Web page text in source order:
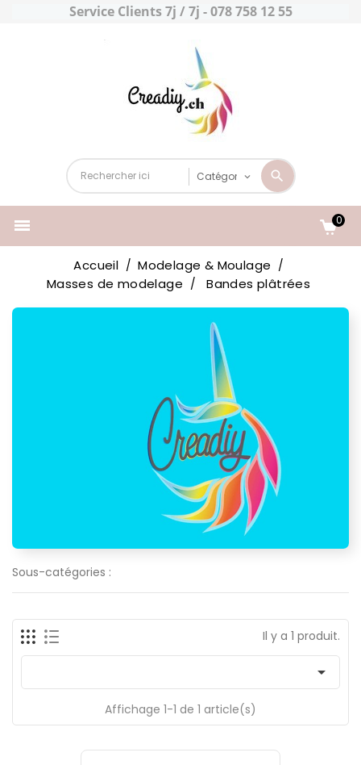
Service Clients 7j / 7j - 078 758 12 55
 0
Accueil
Modelage & Moulage
Masses de modelage
Bandes plâtrées
Sous-catégories :
Il y a 1 produit.

Affichage 1-1 de 1 article(s)